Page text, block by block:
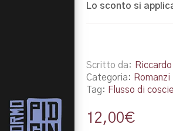
Lo sconto si
Scritto da
Categoria: Romanzi
Tag: Flusso di
12,00€